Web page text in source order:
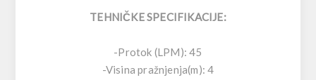
TEHNIČKE SPECIFIKACIJE:
-Protok (LPM): 45
-Visina pražnjenja(m): 4